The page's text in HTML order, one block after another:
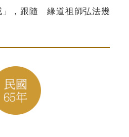
」，跟隨 緣道祖師弘法幾